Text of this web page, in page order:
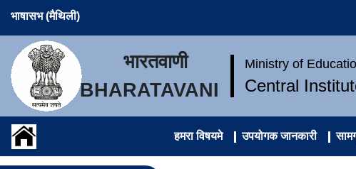
भाषासभ (मैथिली)
भारतवाणी
BHARATAVANI
Ministry of
Central
हमरा विषयमे उपयोगक जानकारी